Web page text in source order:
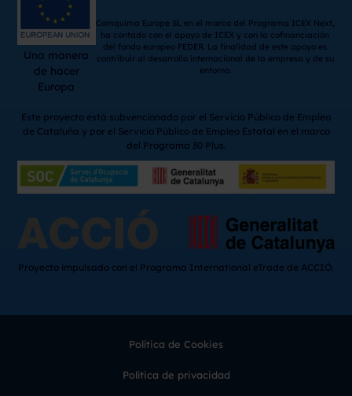
Una manera
de hacer
Europa
Comquima Europe SL en el marco del Programa ICEX Next,
ha contado con el apoyo de ICEX y con la cofinanciación
del fondo europeo FEDER. La finalidad de este apoyo es
contribuir al desarrollo internacional de la empresa y de su
entorno.
Este proyecto está subvencionado por el Servicio Público de Empleo
de Cataluña y por el Servicio Público de Empleo Estatal en el marco
del Programa 30 Plus.
Proyecto impulsado con el Programa International eTrade de ACCIÓ.
Política de Cookies
Política de privacidad